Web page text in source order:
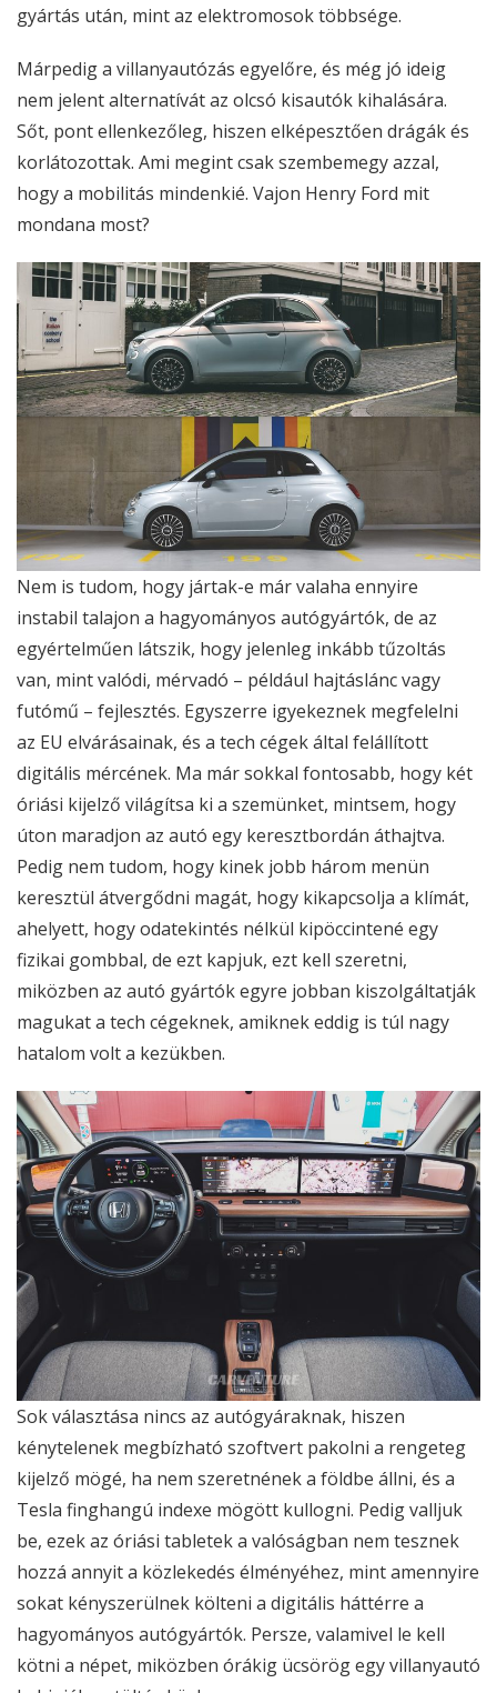
gyártás után, mint az elektromosok többsége.
Márpedig a villanyautózás egyelőre, és még jó ideig
nem jelent alternatívát az olcsó kisautók kihalására.
Sőt, pont ellenkezőleg, hiszen elképesztően drágák és
korlátozottak. Ami megint csak szembemegy azzal,
hogy a mobilitás mindenkié. Vajon Henry Ford mit
mondana most?
Nem is tudom, hogy jártak-e már valaha ennyire
instabil talajon a hagyományos autógyártók, de az
egyértelműen látszik, hogy jelenleg inkább tűzoltás
van, mint valódi, mérvadó – például hajtáslánc vagy
futómű – fejlesztés. Egyszerre igyekeznek megfelelni
az EU elvárásainak, és a tech cégek által felállított
digitális mércének. Ma már sokkal fontosabb, hogy két
óriási kijelző világítsa ki a szemünket, mintsem, hogy
úton maradjon az autó egy keresztbordán áthajtva.
Pedig nem tudom, hogy kinek jobb három menün
keresztül átvergődni magát, hogy kikapcsolja a klímát,
ahelyett, hogy odatekintés nélkül kipöccintené egy
fizikai gombbal, de ezt kapjuk, ezt kell szeretni,
miközben az autó gyártók egyre jobban kiszolgáltatják
magukat a tech cégeknek, amiknek eddig is túl nagy
hatalom volt a kezükben.
Sok választása nincs az autógyáraknak, hiszen
kénytelenek megbízható szoftvert pakolni a rengeteg
kijelző mögé, ha nem szeretnének a földbe állni, és a
Tesla finghangú indexe mögött kullogni. Pedig valljuk
be, ezek az óriási tabletek a valóságban nem tesznek
hozzá annyit a közlekedés élményéhez, mint amennyire
sokat kényszerülnek költeni a digitális háttérre a
hagyományos autógyártók. Persze, valamivel le kell
kötni a népet, miközben órákig ücsörög egy villanyautó